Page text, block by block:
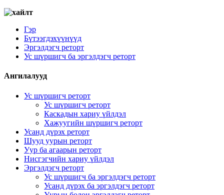
Гэр
Бүтээгдэхүүнүүд
Эргэлдэгч реторт
Ус шүршигч ба эргэлдэгч реторт
Ангилалууд
Ус шүршигч реторт
Ус шүршигч реторт
Каскадын хариу үйлдэл
Хажуугийн шүршигч реторт
Усанд дүрэх реторт
Шууд уурын реторт
Уур ба агаарын реторт
Нисгэгчийн хариу үйлдэл
Эргэлдэгч реторт
Ус шүршигч ба эргэлдэгч реторт
Усанд дүрэх ба эргэлдэгч реторт